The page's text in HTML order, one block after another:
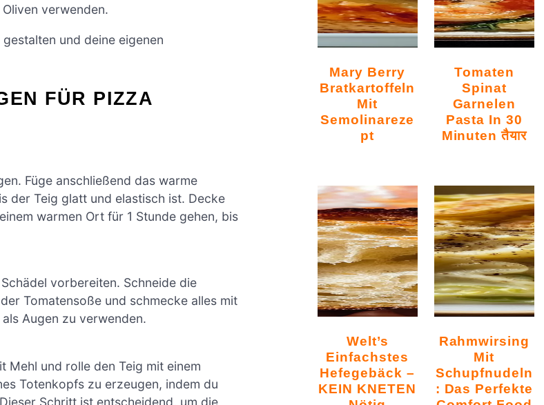
verwenden.
und deine eigenen
FÜR PIZZA
Füge anschließend das warme
der Teig glatt und elastisch ist. Decke
warmen Ort für 1 Stunde gehen, bis
vorbereiten. Schneide die
Tomatensoße und schmecke alles mit
Augen zu verwenden.
Mehl und rolle den Teig mit einem
Totenkopfs zu erzeugen, indem du
Mary Berry
Bratkartoffeln
Mit
Semolinareze
Pt
Tomaten
Spinat
Garnelen
Pasta In 30
Minuten तैयार
Welt’s
Einfachstes
Hefegebäck –
KEIN KNETEN
Rahmwirsing
Mit
Schupfnudeln
: Das Perfekte